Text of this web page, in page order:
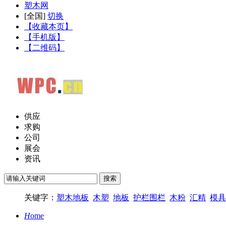
塑木网
[全国] 切换
【收藏本页】
【手机版】
【二维码】
供应
求购
公司
展会
资讯
关键字： 塑木地板 木塑 地板 护栏围栏 木粉 汇精 模具
Home